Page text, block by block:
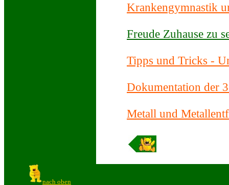
Krankengymnastik
Freude Zuhause zu
Tipps und Tricks -
Dokumentation der
Metall und
nach oben